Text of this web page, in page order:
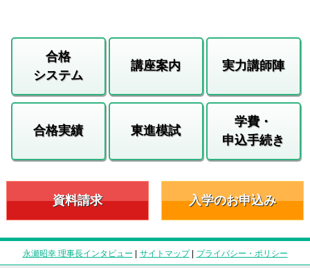
合格
システム
講座案内 実力講師陣
合格実績 東進模試
学費・
申込手続き
資料請求 入学のお申込み
永瀬昭幸 理事長インタビュー | サイトマップ| プライバシー・ポリシー